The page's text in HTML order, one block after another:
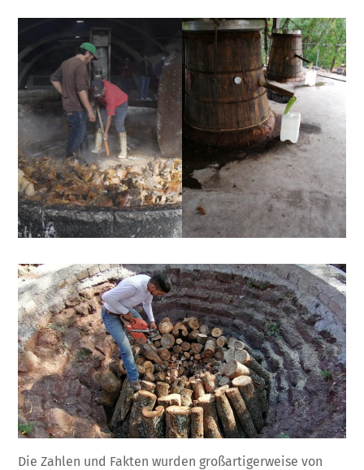
Die Zahlen und Fakten wurden großartigerweise von